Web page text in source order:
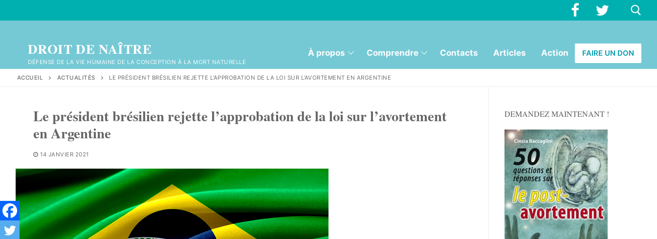
Rechercher :
DROIT DE NAÎTRE
DÉFENSE DE LA VIE HUMAINE DE LA CONCEPTION À LA MORT NATURELLE
À propos Comprendre Contacts Articles Action FAIRE UN DON
ACCUEIL ACTUALITÉS LE PRÉSIDENT BRÉSILIEN REJETTE L’APPROBATION DE LA LOI SUR L’AVORTEMENT EN ARGENTINE
Le président brésilien rejette l’approbation de la loi sur l’avortement
en Argentine
14 JANVIER 2021
DEMANDEZ MAINTENANT !